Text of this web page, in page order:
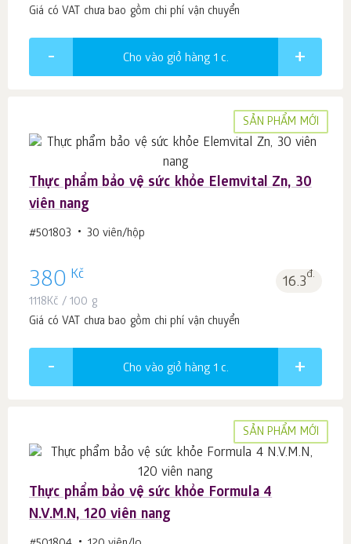
Giá có VAT chưa bao gồm chi phí vận chuyển
Cho vào giỏ hàng 1 c.
SẢN PHẨM MỚI
Thực phẩm bảo vệ sức khỏe Elemvital Zn, 30
viên nang
#501803 30 viên/hộp
380 Kč 16.3đ.
1118Kč / 100 g
Giá có VAT chưa bao gồm chi phí vận chuyển
Cho vào giỏ hàng 1 c.
SẢN PHẨM MỚI
Thực phẩm bảo vệ sức khỏe Formula 4
N.V.M.N, 120 viên nang